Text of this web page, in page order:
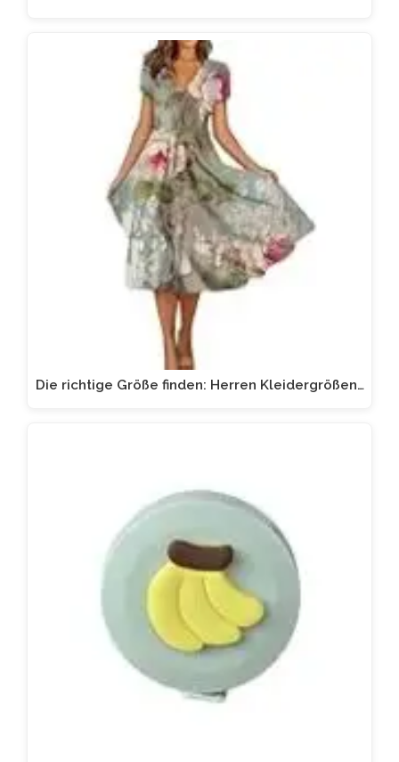
Die richtige Größe finden: Herren Kleidergrößen…